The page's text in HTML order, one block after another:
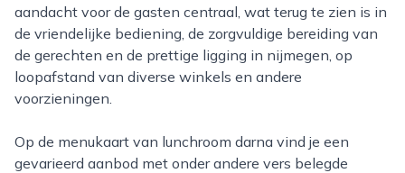
aandacht voor de gasten centraal, wat terug te zien is in
de vriendelijke bediening, de zorgvuldige bereiding van
de gerechten en de prettige ligging in nijmegen, op
loopafstand van diverse winkels en andere
voorzieningen.
Op de menukaart van lunchroom darna vind je een
gevarieerd aanbod met onder andere vers belegde